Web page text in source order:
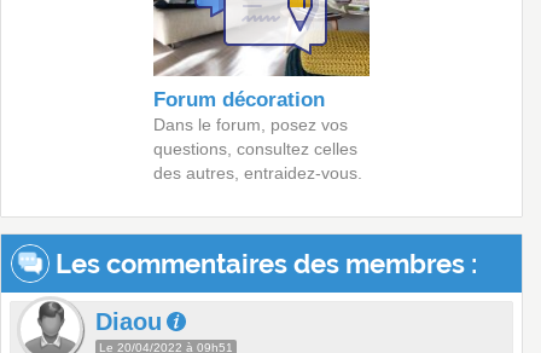
Forum décoration
Dans le forum, posez vos
questions, consultez celles
des autres, entraidez-vous.
Les commentaires des membres :
Diaou
Le 20/04/2022 à 09h51